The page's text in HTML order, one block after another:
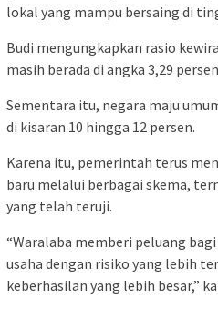
lokal yang mampu bersaing di
Budi mengungkapkan rasio
masih berada di angka 3,29
Sementara itu, negara maju
di kisaran 10 hingga 12 persen.
Karena itu, pemerintah terus
baru melalui berbagai skema,
yang telah teruji.
“Waralaba memberi peluang
usaha dengan risiko yang lebih
keberhasilan yang lebih besar,”